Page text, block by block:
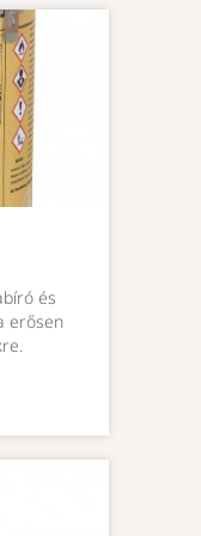
és
erősen